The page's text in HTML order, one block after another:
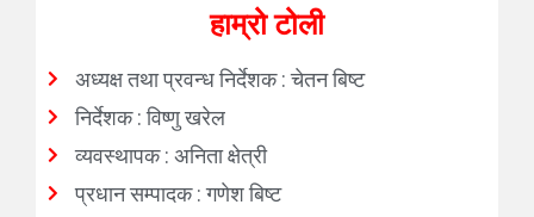
हाम्रो टोली
अध्यक्ष तथा प्रवन्ध निर्देशक : चेतन बिष्ट
निर्देशक : विष्णु खरेल
व्यवस्थापक : अनिता क्षेत्री
प्रधान सम्पादक : गणेश बिष्ट